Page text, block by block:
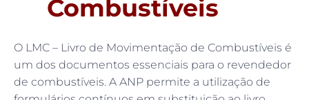
Combustíveis
O LMC – Livro de Movimentação de Combustíveis é
um dos documentos essenciais para o revendedor
de combustíveis. A ANP permite a utilização de